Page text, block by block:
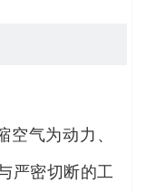
气为动力、
严密切断的工